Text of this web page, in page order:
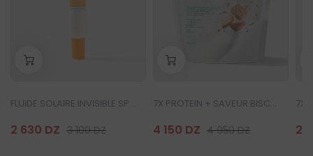
- 0
FLUIDE SOLAIRE INVISIBLE SPF 50 + SUN PROTECT
2 630 DZ 3 100 DZ
- 0
7X PROTEIN + SAVEUR BISCUIT
4 150 DZ 4 950 DZ
7X
2